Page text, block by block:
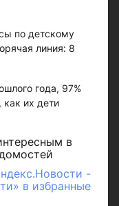
по детскому
линия: 8
года, 97%
как их дети
в
-
в избранные